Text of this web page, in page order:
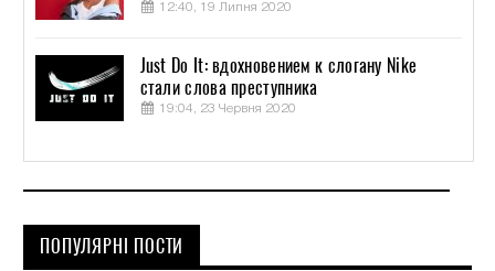
12:40, 19 Липня 2020
Just Do It: вдохновением к слогану Nike
стали слова преступника
19:04, 23 Червня 2020
ПОПУЛЯРНІ ПОСТИ